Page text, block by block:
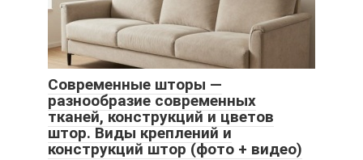
Современные шторы —
разнообразие современных
тканей, конструкций и цветов
штор. Виды креплений и
конструкций штор (фото + видео)